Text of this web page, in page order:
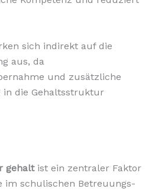
sich indirekt auf die
aus, da
und zusätzliche
in die Gehaltsstruktur
gehaltist ein zentraler Faktor
im schulischen Betreuungs-